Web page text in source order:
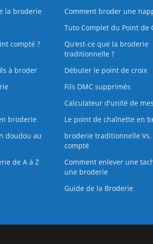
la broderie
Comment broder une
Tuto Complet du Point de
compté ?
Qu’est-ce que la broderie
traditionnelle ?
à broder
Débuter le point de croix
Fils DMC supprimés
Calculateur d'unité de
broderie
Le point de chaînette en
doudou au
broderie traditionnelle Vs.
compté
de A à Z
Comment enlever une
une broderie
Guide de la Broderie